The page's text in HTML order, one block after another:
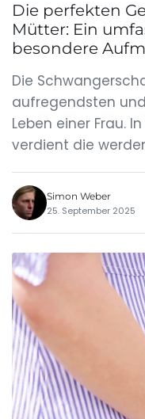
Die perfekten
Mütter: Ein
besondere
Die
aufregendsten
Leben einer Frau.
verdient die
Simon Weber
25. September 2025